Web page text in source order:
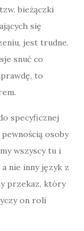
bieżączki
się
jest trudne.
snuć co
to
specyficznej
osoby
wszyscy tu i
nie inny język z
przekaz, który
on roli